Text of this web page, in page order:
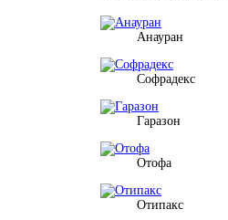
Анауран
Софрадекс
Гаразон
Отофа
Отипакс